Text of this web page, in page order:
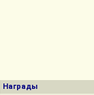
Награды